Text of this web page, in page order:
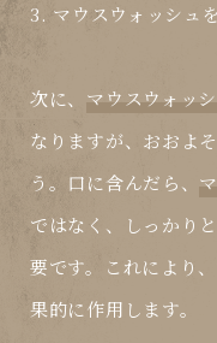
3. マウスウォッシュ
次に、 マウスウォッ
なりますが、おおよ
う。口に含んだら、
ではなく、しっかり
要です。これにより
果的に作用します。